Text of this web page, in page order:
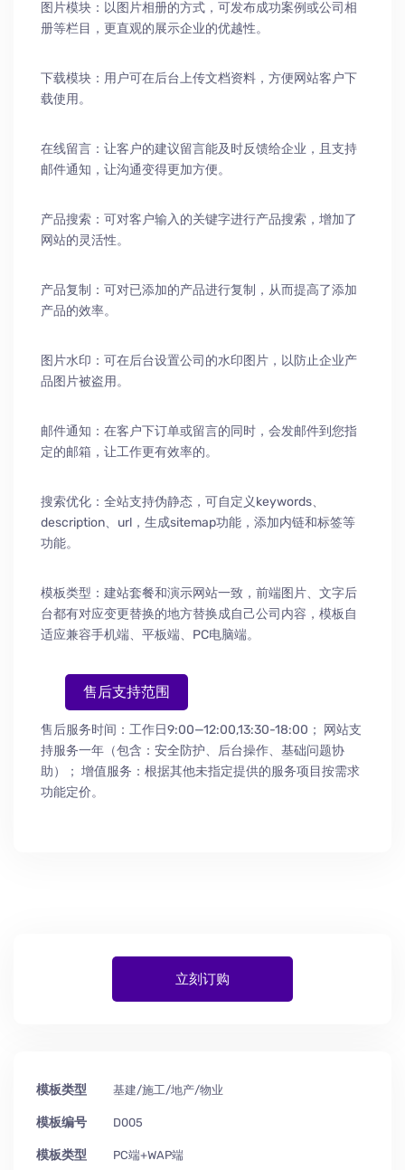
图片模块：以图片相册的方式，可发布成功案例或公司相
册等栏目，更直观的展示企业的优越性。
下载模块：用户可在后台上传文档资料，方便网站客户下
载使用。
在线留言：让客户的建议留言能及时反馈给企业，且支持
邮件通知，让沟通变得更加方便。
产品搜索：可对客户输入的关键字进行产品搜索，增加了
网站的灵活性。
产品复制：可对已添加的产品进行复制，从而提高了添加
产品的效率。
图片水印：可在后台设置公司的水印图片，以防止企业产
品图片被盗用。
邮件通知：在客户下订单或留言的同时，会发邮件到您指
定的邮箱，让工作更有效率的。
搜索优化：全站支持伪静态，可自定义keywords、
description、url，生成sitemap功能，添加内链和标签等
功能。
模板类型：建站套餐和演示网站一致，前端图片、文字后
台都有对应变更替换的地方替换成自己公司内容，模板自
适应兼容手机端、平板端、PC电脑端。
售后支持范围
售后服务时间：工作日9:00—12:00,13:30-18:00；
网站支
持服务一年（包含：安全防护、 后台操作、 基础问题协
助）
； 增值服务：根据其他未指定提供的服务项目按需求
功能定价。
立刻订购
模板类型 基建/施工/地产/物业
模板编号 D005
模板类型 PC端+WAP端